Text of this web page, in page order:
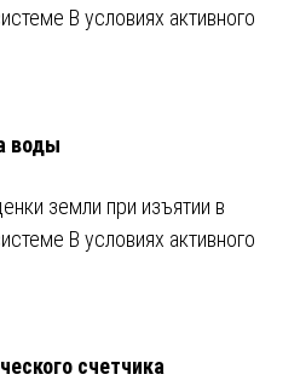
В условиях активного
воды
земли при изъятии в
В условиях активного
счетчика